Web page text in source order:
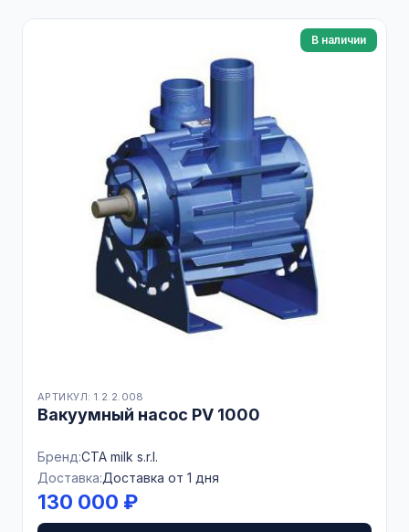
В наличии
АРТИКУЛ: 1.2.2.008
Вакуумный насос PV 1000
Бренд:CTA milk s.r.l.
Доставка:Доставка от 1 дня
130 000 ₽